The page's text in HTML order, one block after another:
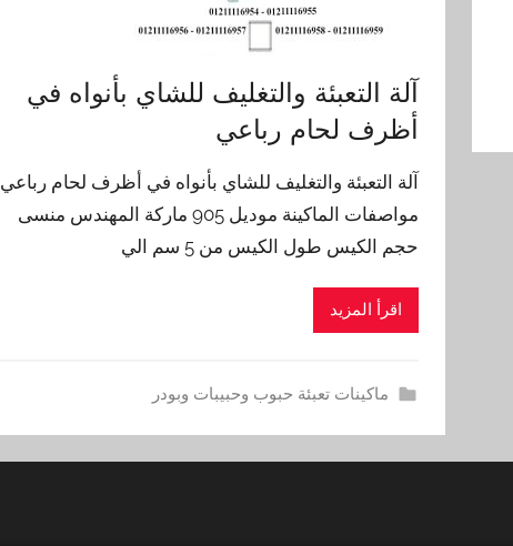
آلة التعبئة والتغليف للشاي بأنواه في
أظرف لحام رباعي
آلة التعبئة والتغليف للشاي بأنواه في أظرف لحام رباعي
مواصفات الماكينة موديل 905 ماركة المهندس منسى
حجم الكيس طول الكيس من 5 سم الي
اقرأ المزيد
ماكينات تعبئة حبوب وحبيبات وبودر